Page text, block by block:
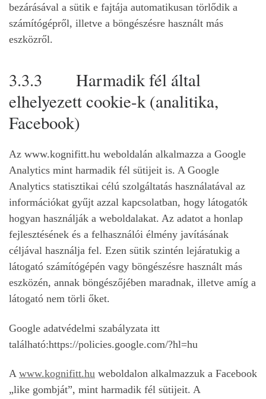
bezárásával a sütik e fajtája automatikusan törlődik a
számítógépről, illetve a böngészésre használt más
eszközről.
3.3.3 Harmadik fél által
elhelyezett cookie-k (analitika,
Facebook)
Az www.kognifitt.hu weboldalán alkalmazza a Google
Analytics mint harmadik fél sütijeit is. A Google
Analytics statisztikai célú szolgáltatás használatával az
információkat gyűjt azzal kapcsolatban, hogy látogatók
hogyan használják a weboldalakat. Az adatot a honlap
fejlesztésének és a felhasználói élmény javításának
céljával használja fel. Ezen sütik szintén lejáratukig a
látogató számítógépén vagy böngészésre használt más
eszközén, annak böngészőjében maradnak, illetve amíg a
látogató nem törli őket.
Google adatvédelmi szabályzata itt
található:https://policies.google.com/?hl=hu
A www.kognifitt.hu weboldalon alkalmazzuk a Facebook
„like gombját”, mint harmadik fél sütijeit. A